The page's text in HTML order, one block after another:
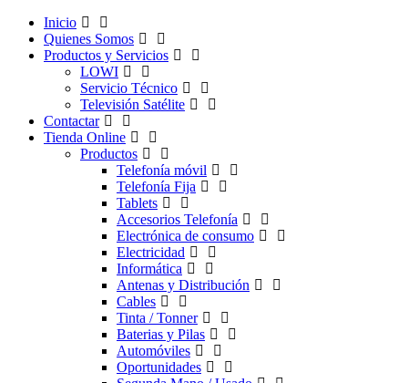
Inicio
Quienes Somos
Productos y Servicios
LOWI
Servicio Técnico
Televisión Satélite
Contactar
Tienda Online
Productos
Telefonía móvil
Telefonía Fija
Tablets
Accesorios Telefonía
Electrónica de consumo
Electricidad
Informática
Antenas y Distribución
Cables
Tinta / Tonner
Baterias y Pilas
Automóviles
Oportunidades